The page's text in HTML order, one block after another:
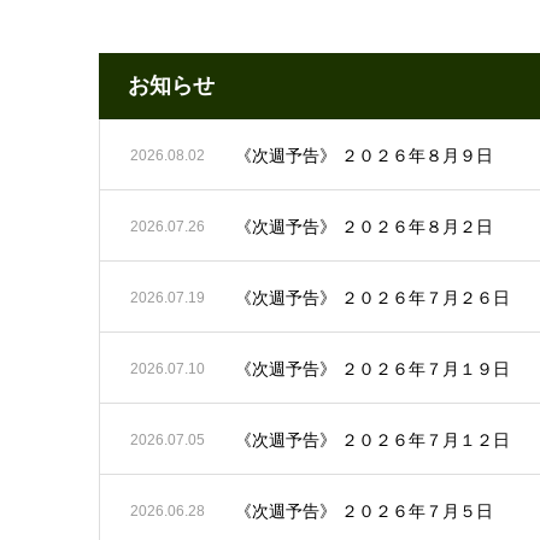
お知らせ
2026.08.02 《次週予告》 ２０２６年８月９日
2026.07.26 《次週予告》 ２０２６年８月２日
2026.07.19 《次週予告》 ２０２６年７月２６日
2026.07.10 《次週予告》 ２０２６年７月１９日
2026.07.05 《次週予告》 ２０２６年７月１２日
2026.06.28 《次週予告》 ２０２６年７月５日